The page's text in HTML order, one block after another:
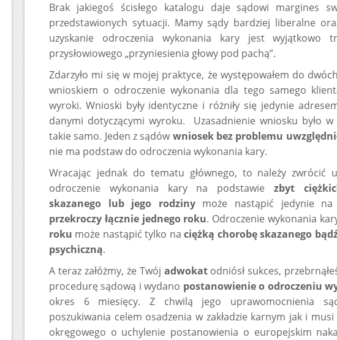
Brak jakiegoś ścisłego katalogu daje sądowi margines
przedstawionych sytuacji. Mamy sądy bardziej liberalne
uzyskanie odroczenia wykonania kary jest wyjątkowo
przysłowiowego „przyniesienia głowy pod pachą”.
Zdarzyło mi się w mojej praktyce, że występowałem do
wnioskiem o odroczenie wykonania dla tego samego
wyroki. Wnioski były identyczne i różniły się jedynie
danymi dotyczącymi wyroku. Uzasadnienie wniosku było
takie samo. Jeden z sądów wniosek bez problemu
nie ma podstaw do odroczenia wykonania kary.
Wracając jednak do tematu głównego, to należy zwrócić
odroczenie wykonania kary na podstawie zbyt
skazanego lub jego rodzinymoże nastąpić jedynie
przekroczy łącznie jednego roku. Odroczenie wykonania
roku może nastąpić tylko naciężką chorobę skazanego
psychiczną.
A teraz załóżmy, że Twój adwokatodniósł sukces,
procedurę sądową i wydano postanowienie o odroczeniu
okres 6 miesięcy. Z chwilą jego uprawomocnienia
poszukiwania celem osadzenia w zakładzie karnym jak i
okręgowego o uchylenie postanowienia o europejskim